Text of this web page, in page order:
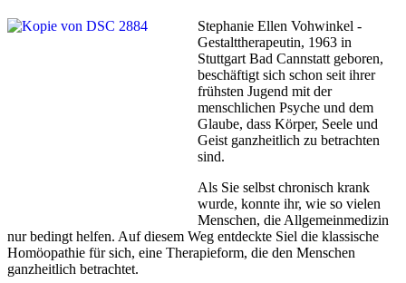
Stephanie Ellen Vohwinkel -
Gestalttherapeutin, 1963 in
Stuttgart Bad Cannstatt geboren,
beschäftigt sich schon seit ihrer
frühsten Jugend mit der
menschlichen Psyche und dem
Glaube, dass Körper, Seele und
Geist ganzheitlich zu betrachten
sind.
Als Sie selbst chronisch krank
wurde, konnte ihr, wie so vielen
Menschen, die Allgemeinmedizin
nur bedingt helfen. Auf diesem Weg entdeckte Siel die klassische
Homöopathie für sich, eine Therapieform, die den Menschen
ganzheitlich betrachtet.